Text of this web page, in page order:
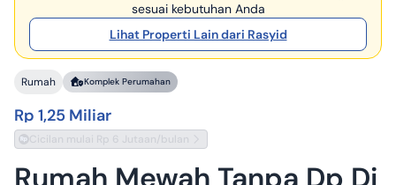
sesuai kebutuhan Anda
Lihat Properti Lain dari Rasyid
Rumah Komplek Perumahan
Rp 1,25 Miliar
Cicilan mulai Rp 6 Jutaan/bulan